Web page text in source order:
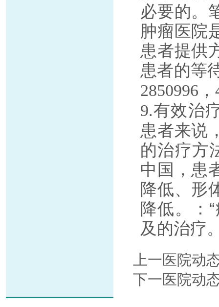
必要的。
肿瘤医院
患者提供
患者的等
2850996
9.有效治
患者来说
的治疗方
中国，患
降低、形
降低。：
及的治疗
上一医院
下一医院